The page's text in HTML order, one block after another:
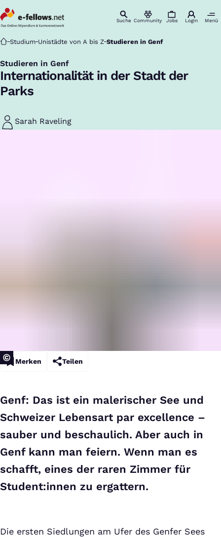
Suche Community Jobs Login Menü
Startseite
Studium Unistädte von A bis Z Studieren in Genf
Studieren in Genf
:
Internationalität in der Stadt der
Parks
Sarah Raveling
Merken Teilen
Genf: Das ist ein malerischer See und
Schweizer Lebensart par excellence –
sauber und beschaulich. Aber auch in
Genf kann man feiern. Wenn man es
schafft, eines der raren Zimmer für
Student:innen zu ergattern.
Die ersten Siedlungen am Ufer des Genfer Sees